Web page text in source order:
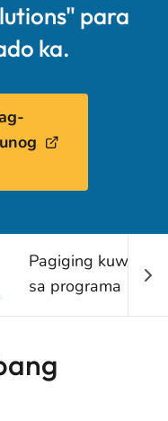
para
ka.
Pagiging
sa programa